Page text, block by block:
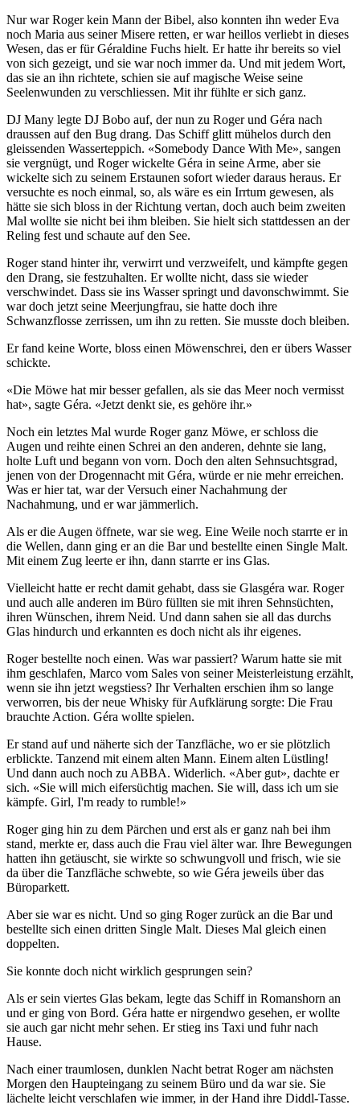
Nur war Roger kein Mann der Bibel, also konnten ihn weder Eva
noch Maria aus seiner Misere retten, er war heillos verliebt in dieses
Wesen, das er für Géraldine Fuchs hielt. Er hatte ihr bereits so viel
von sich gezeigt, und sie war noch immer da. Und mit jedem Wort,
das sie an ihn richtete, schien sie auf magische Weise seine
Seelenwunden zu verschliessen. Mit ihr fühlte er sich ganz.
DJ Many legte DJ Bobo auf, der nun zu Roger und Géra nach
draussen auf den Bug drang. Das Schiff glitt mühelos durch den
gleissenden Wasserteppich. «Somebody Dance With Me», sangen
sie vergnügt, und Roger wickelte Géra in seine Arme, aber sie
wickelte sich zu seinem Erstaunen sofort wieder daraus heraus. Er
versuchte es noch einmal, so, als wäre es ein Irrtum gewesen, als
hätte sie sich bloss in der Richtung vertan, doch auch beim zweiten
Mal wollte sie nicht bei ihm bleiben. Sie hielt sich stattdessen an der
Reling fest und schaute auf den See.
Roger stand hinter ihr, verwirrt und verzweifelt, und kämpfte gegen
den Drang, sie festzuhalten. Er wollte nicht, dass sie wieder
verschwindet. Dass sie ins Wasser springt und davonschwimmt. Sie
war doch jetzt seine Meerjungfrau, sie hatte doch ihre
Schwanzflosse zerrissen, um ihn zu retten. Sie musste doch bleiben.
Er fand keine Worte, bloss einen Möwenschrei, den er übers Wasser
schickte.
«Die Möwe hat mir besser gefallen, als sie das Meer noch vermisst
hat», sagte Géra. «Jetzt denkt sie, es gehöre ihr.»
Noch ein letztes Mal wurde Roger ganz Möwe, er schloss die
Augen und reihte einen Schrei an den anderen, dehnte sie lang,
holte Luft und begann von vorn. Doch den alten Sehnsuchtsgrad,
jenen von der Drogennacht mit Géra, würde er nie mehr erreichen.
Was er hier tat, war der Versuch einer Nachahmung der
Nachahmung, und er war jämmerlich.
Als er die Augen öffnete, war sie weg. Eine Weile noch starrte er in
die Wellen, dann ging er an die Bar und bestellte einen Single Malt.
Mit einem Zug leerte er ihn, dann starrte er ins Glas.
Vielleicht hatte er recht damit gehabt, dass sie Glasgéra war. Roger
und auch alle anderen im Büro füllten sie mit ihren Sehnsüchten,
ihren Wünschen, ihrem Neid. Und dann sahen sie all das durchs
Glas hindurch und erkannten es doch nicht als ihr eigenes.
Roger bestellte noch einen. Was war passiert? Warum hatte sie mit
ihm geschlafen, Marco vom Sales von seiner Meisterleistung erzählt,
wenn sie ihn jetzt wegstiess? Ihr Verhalten erschien ihm so lange
verworren, bis der neue Whisky für Aufklärung sorgte: Die Frau
brauchte Action. Géra wollte spielen.
Er stand auf und näherte sich der Tanzfläche, wo er sie plötzlich
erblickte. Tanzend mit einem alten Mann. Einem alten Lüstling!
Und dann auch noch zu ABBA. Widerlich. «Aber gut», dachte er
sich. «Sie will mich eifersüchtig machen. Sie will, dass ich um sie
kämpfe. Girl, I'm ready to rumble!»
Roger ging hin zu dem Pärchen und erst als er ganz nah bei ihm
stand, merkte er, dass auch die Frau viel älter war. Ihre Bewegungen
hatten ihn getäuscht, sie wirkte so schwungvoll und frisch, wie sie
da über die Tanzfläche schwebte, so wie Géra jeweils über das
Büroparkett.
Aber sie war es nicht. Und so ging Roger zurück an die Bar und
bestellte sich einen dritten Single Malt. Dieses Mal gleich einen
doppelten.
Sie konnte doch nicht wirklich gesprungen sein?
Als er sein viertes Glas bekam, legte das Schiff in Romanshorn an
und er ging von Bord. Géra hatte er nirgendwo gesehen, er wollte
sie auch gar nicht mehr sehen. Er stieg ins Taxi und fuhr nach
Hause.
Nach einer traumlosen, dunklen Nacht betrat Roger am nächsten
Morgen den Haupteingang zu seinem Büro und da war sie. Sie
lächelte leicht verschlafen wie immer, in der Hand ihre Diddl-Tasse.